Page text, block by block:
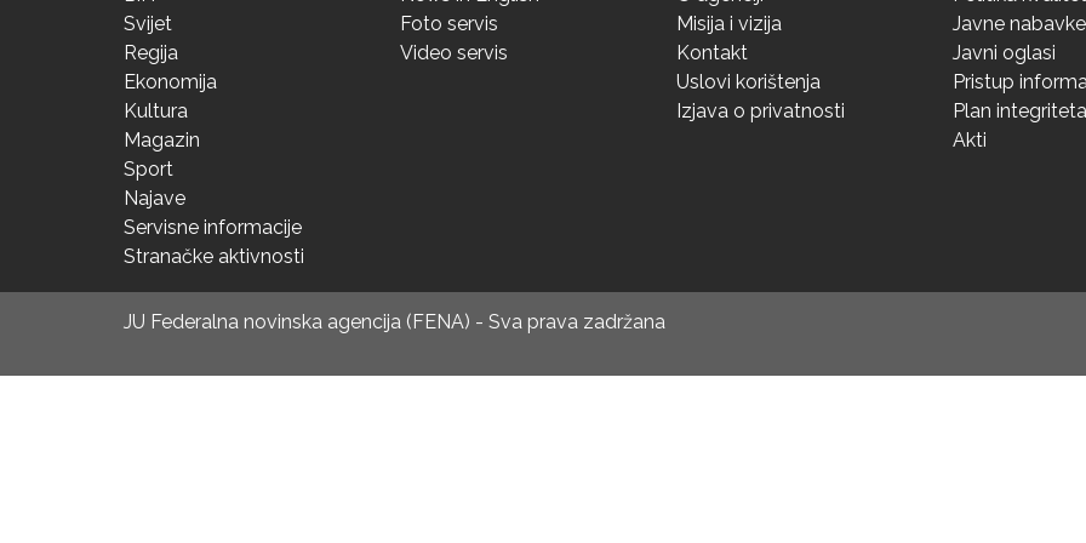
Svijet
Regija
Ekonomija
Kultura
Magazin
Sport
Najave
Servisne informacije
Stranačke aktivnosti
Foto servis
Video servis
Misija i vizija
Kontakt
Uslovi korištenja
Izjava o privatnosti
Javne nabavke
Javni oglasi
Pristup
Plan integriteta
Akti
JU Federalna novinska agencija (FENA) - Sva prava zadržana